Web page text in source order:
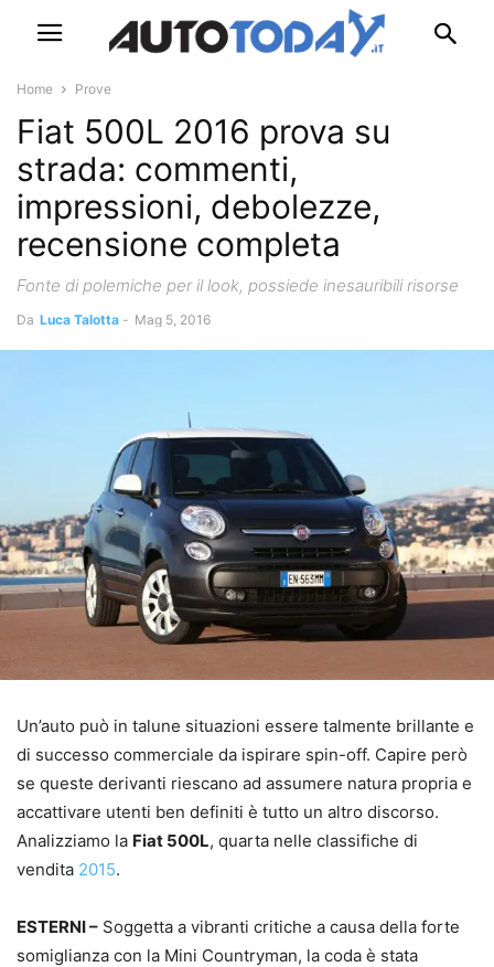
Home Prove
Fiat 500L 2016 prova su
strada: commenti,
impressioni, debolezze,
recensione completa
Fonte di polemiche per il look, possiede inesauribili risorse
Da Luca Talotta - Mag 5, 2016
Un’auto può in talune situazioni essere talmente brillante e
di successo commerciale da ispirare spin-off. Capire però
se queste derivanti riescano ad assumere natura propria e
accattivare utenti ben definiti è tutto un altro discorso.
Analizziamo la Fiat 500L, quarta nelle classifiche di
vendita 2015.
ESTERNI – Soggetta a vibranti critiche a causa della forte
somiglianza con la Mini Countryman, la coda è stata